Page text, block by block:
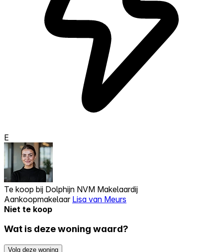
E
Te koop bij Dolphijn NVM Makelaardij
Aankoopmakelaar Lisa van Meurs
Niet te koop
Wat is deze woning waard?
Volg deze woning